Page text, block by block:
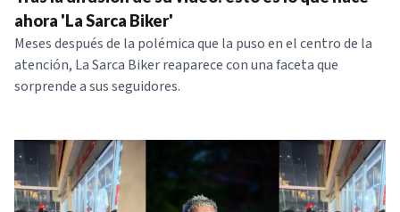
SERIES
ahora 'La Sarca Biker'
Meses después de la polémica que la puso en el centro de la
atención, La Sarca Biker reaparece con una faceta que
sorprende a sus seguidores.